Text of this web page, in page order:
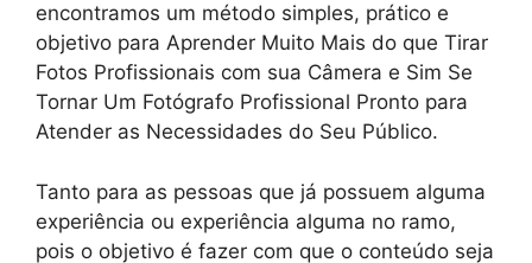
encontramos um método simples, prático e
objetivo para Aprender Muito Mais do que Tirar
Fotos Profissionais com sua Câmera e Sim Se
Tornar Um Fotógrafo Profissional Pronto para
Atender as Necessidades do Seu Público.
Tanto para as pessoas que já possuem alguma
experiência ou experiência alguma no ramo,
pois o objetivo é fazer com que o conteúdo seja